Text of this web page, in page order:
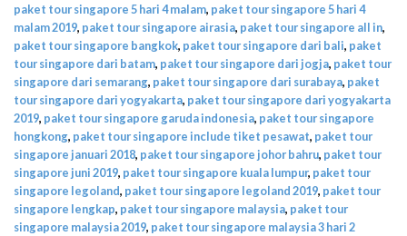
paket tour singapore 5 hari 4 malam, paket tour singapore 5 hari 4
malam 2019, paket tour singapore airasia, paket tour singapore all in,
paket tour singapore bangkok, paket tour singapore dari bali, paket
tour singapore dari batam, paket tour singapore dari jogja, paket tour
singapore dari semarang, paket tour singapore dari surabaya, paket
tour singapore dari yogyakarta, paket tour singapore dari yogyakarta
2019, paket tour singapore garuda indonesia, paket tour singapore
hongkong, paket tour singapore include tiket pesawat, paket tour
singapore januari 2018, paket tour singapore johor bahru, paket tour
singapore juni 2019, paket tour singapore kuala lumpur, paket tour
singapore legoland, paket tour singapore legoland 2019, paket tour
singapore lengkap, paket tour singapore malaysia, paket tour
singapore malaysia 2019, paket tour singapore malaysia 3 hari 2